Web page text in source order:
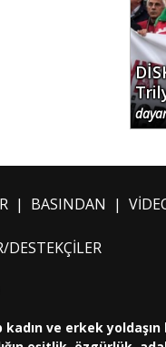
| BASINDAN |
DESTEKÇİLER
ve erkek yoldaşın